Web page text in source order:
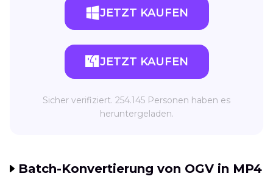
JETZT KAUFEN
JETZT KAUFEN
Sicher verifiziert. 254.145 Personen haben es
heruntergeladen.
Batch-Konvertierung von OGV in MP4